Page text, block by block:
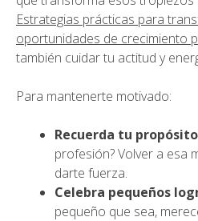
Estrategias prácticas para
oportunidades de crecimiento
también cuidar tu actitud y
Para mantenerte motivado:
Recuerda tu
profesión? Volver a esa
darte fuerza.
Celebra pequeños
pequeño que sea,